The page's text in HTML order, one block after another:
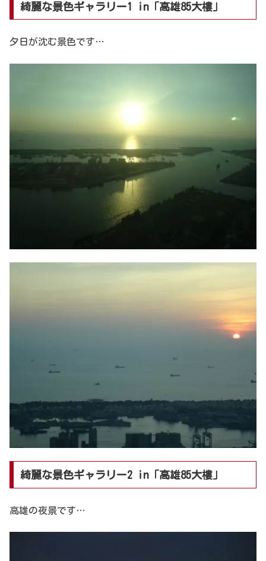
綺麗な景色ギャラリー1 in「高雄85大樓」
夕日が沈む景色です…
綺麗な景色ギャラリー2 in「高雄85大樓」
高雄の夜景です…